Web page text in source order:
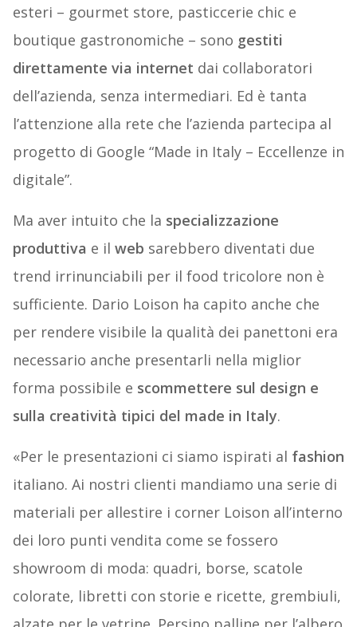
esteri – gourmet store, pasticcerie chic e
boutique gastronomiche – sono gestiti
direttamente via internet dai collaboratori
dell’azienda, senza intermediari. Ed è tanta
l’attenzione alla rete che l’azienda partecipa al
progetto di Google “Made in Italy – Eccellenze in
digitale”.
Ma aver intuito che la specializzazione
produttiva e il web sarebbero diventati due
trend irrinunciabili per il food tricolore non è
sufficiente. Dario Loison ha capito anche che
per rendere visibile la qualità dei panettoni era
necessario anche presentarli nella miglior
forma possibile e scommettere sul design e
sulla creatività tipici del made in Italy.
«Per le presentazioni ci siamo ispirati al fashion
italiano. Ai nostri clienti mandiamo una serie di
materiali per allestire i corner Loison all’interno
dei loro punti vendita come se fossero
showroom di moda: quadri, borse, scatole
colorate, libretti con storie e ricette, grembiuli,